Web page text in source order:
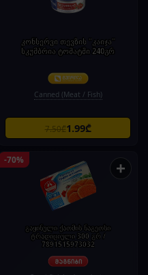
კონსერვი თევზის "კაიჯა"
სკუმბრია ტომატში 240გრ
Canned (Meat / Fish)
7.50₾1.99₾
-70% +
გაყინული ქათმის ნაგეთსი
ტრადიციული 300 გრ /
7891515973032